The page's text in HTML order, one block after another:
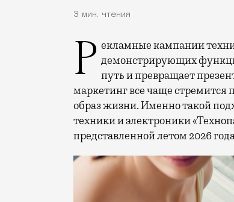
3 мин. чтения
Рекламные кампании техники редко выходят за рамки привычных съемок, демонстрирующих
путь и превращает
маркетинг все чаще стремится
образ жизни. Именно такой
техники и электроники
представленной летом 2026